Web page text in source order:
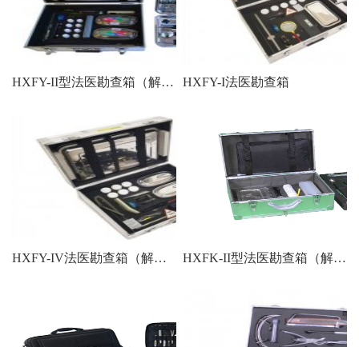
HXFY-II型法医勘查箱（解剖用) HXFY-I法医勘查箱
HXFY-IV法医勘查箱（解剖用） HXFK-II型法医勘查箱（解剖尸体用)